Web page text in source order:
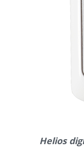
Helios